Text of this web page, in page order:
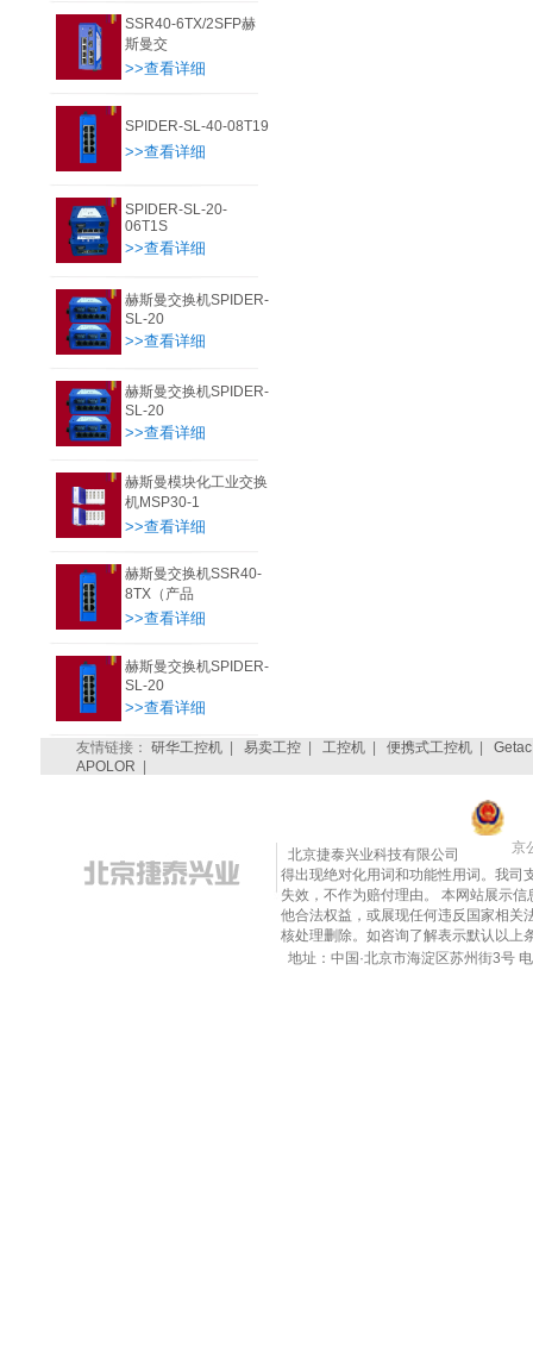
SSR40-6TX/2SFP赫
斯曼交
>>查看详细
SPIDER-SL-40-08T19
>>查看详细
SPIDER-SL-20-
06T1S
>>查看详细
赫斯曼交换机SPIDER-
SL-20
>>查看详细
赫斯曼交换机SPIDER-
SL-20
>>查看详细
赫斯曼模块化工业交换
机MSP30-1
>>查看详细
赫斯曼交换机SSR40-
8TX（产品
>>查看详细
赫斯曼交换机SPIDER-
SL-20
>>查看详细
友情链接： 研华工控机| 易卖工控| 工控机| 便携式工控机| Getac
APOLOR
北京捷泰兴业科技有限公司
京
得出现绝对化用词和功能性用词。我司
失效，不作为赔付理由。 本网站展示
他合法权益，或展现任何违反国家相
核处理删除。如咨询了解表示默认以上
地址：中国·北京市海淀区苏州街3号